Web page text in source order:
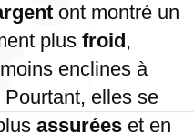
ont montré un
plus froid,
enclines à
Pourtant, elles se
assurées et en